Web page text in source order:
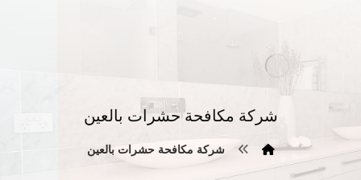
شركة مكافحة حشرات بالعين
شركة مكافحة حشرات بالعين